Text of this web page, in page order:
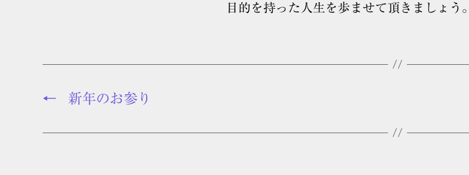
目的を持った人生を歩ませて頂きましょう。
← 新年のお参り